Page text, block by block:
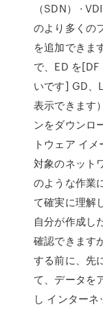
（SDN） ·
のより多くの
を追加できま
で、ED を[DF
いです] GD、
表示できます
ンをダウンロ
トウェア イ
対象のネット
のような作業
て確実に理解
自分が作成し
確認できます
する前に、先
て、データを
し インター